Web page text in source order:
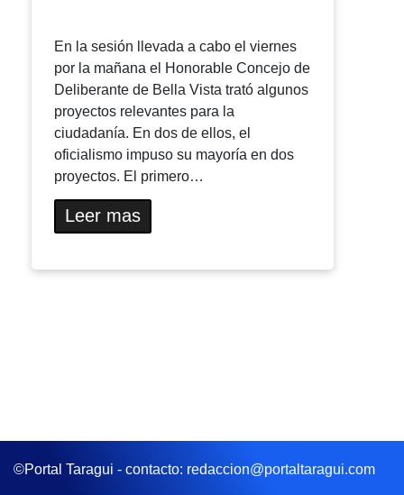
En la sesión llevada a cabo el viernes
por la mañana el Honorable Concejo de
Deliberante de Bella Vista trató algunos
proyectos relevantes para la
ciudadanía. En dos de ellos, el
oficialismo impuso su mayoría en dos
proyectos. El primero…
Leer mas
©Portal Taragui - contacto: redaccion@portaltaragui.com